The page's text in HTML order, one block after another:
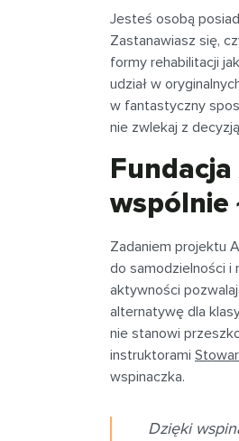
Jesteś osobą
Zastanawiasz się,
formy rehabilitacji
udział w
w fantastyczny
nie zwlekaj z
wspólnie
Zadaniem projektu
do samodzielności i
aktywności
alternatywę dla
nie stanowi
instruktorami
wspinaczka.
Dzięki